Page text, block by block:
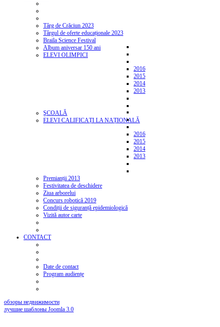
Târg de Crăciun 2023
Târgul de oferte educaționale 2023
Braila Science Festival
Album aniversar 150 ani
ELEVI OLIMPICI
2016
2015
2014
2013
ŞCOALĂ
ELEVI CALIFICAȚI LA NAȚIONALĂ
2016
2015
2014
2013
Premianții 2013
Festivitatea de deschidere
Ziua arborelui
Concurs robotică 2019
Condiții de siguranță epidemiologică
Vizită autor carte
CONTACT
Date de contact
Program audiențe
обзоры недвижимости
лучшие шаблоны Joomla 3.0